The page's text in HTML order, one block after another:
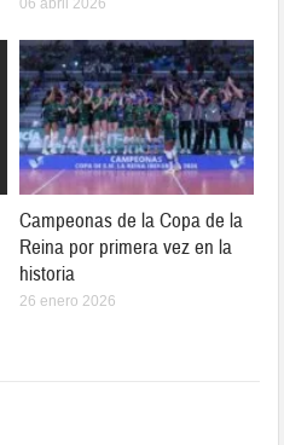
06 abril 2026
Campeonas de la Copa de la
Reina por primera vez en la
historia
26 enero 2026